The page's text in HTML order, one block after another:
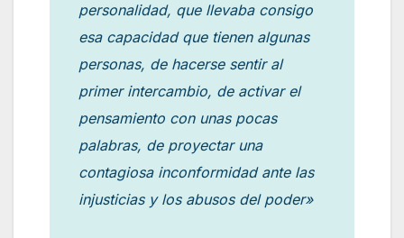
personalidad, que llevaba consigo
esa capacidad que tienen algunas
personas, de hacerse sentir al
primer intercambio, de activar el
pensamiento con unas pocas
palabras, de proyectar una
contagiosa inconformidad ante las
injusticias y los abusos del poder»